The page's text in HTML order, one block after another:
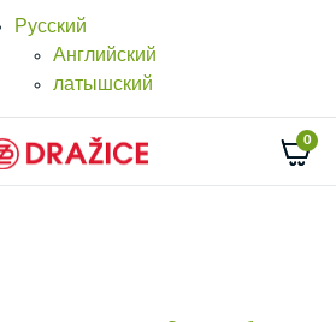
Русский
Английский
латышский
0